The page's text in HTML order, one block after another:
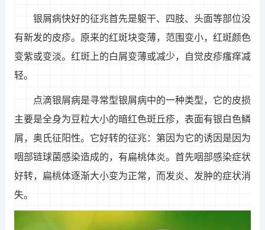
银屑病快好的征兆首先是躯干、四肢、头面等部位没
有新发的皮疹。原来的红斑块变薄，范围变小，红斑颜色
变紫或变淡。红斑上的白屑变薄或减少，自觉皮疹瘙痒减
轻。
点滴银屑病是寻常型银屑病中的一种类型，它的皮损
主要是全身为豆粒大小的暗红色斑丘疹，表面有银白色鳞
屑，奥氏征阳性。它好转的征兆：第因为它的诱因是因为
咽部链球菌感染造成的，有扁桃体炎。首先咽部感染症状
好转，扁桃体逐渐大小变为正常，而发炎、发肿的症状消
失。